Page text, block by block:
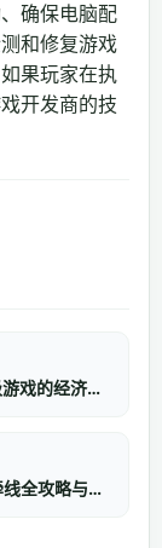
确保电脑配
和修复游戏
果玩家在执
开发商的技
《匹诺曹的谎言》Xbox入驻指南：体验顶级游戏的经济之选
《梦幻西游》情人节特别活动：2024良缘牵线全攻略与奖励详解